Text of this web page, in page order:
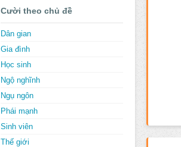
Cười theo chủ đề
Dân gian
Gia đình
Học sinh
Ngộ nghĩnh
Ngụ ngôn
Phái mạnh
Sinh viên
Thế giới